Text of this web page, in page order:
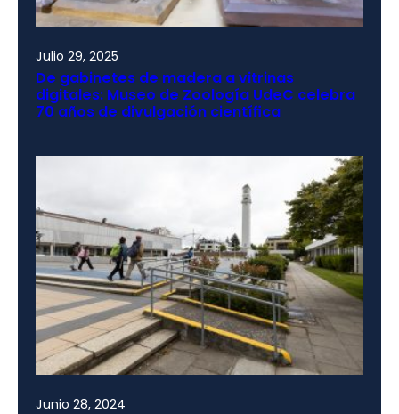
Julio 29, 2025
De gabinetes de madera a vitrinas
digitales: Museo de Zoología UdeC celebra
70 años de divulgación científica
Junio 28, 2024